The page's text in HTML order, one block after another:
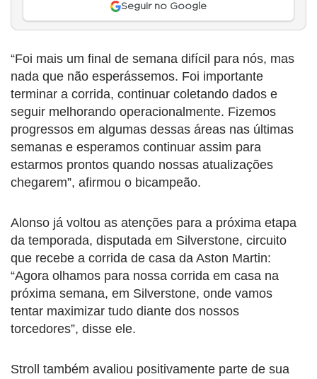
Seguir no Google
“Foi mais um final de semana difícil para nós, mas
nada que não esperássemos. Foi importante
terminar a corrida, continuar coletando dados e
seguir melhorando operacionalmente. Fizemos
progressos em algumas dessas áreas nas últimas
semanas e esperamos continuar assim para
estarmos prontos quando nossas atualizações
chegarem”, afirmou o bicampeão.
Alonso já voltou as atenções para a próxima etapa
da temporada, disputada em Silverstone, circuito
que recebe a corrida de casa da Aston Martin:
“Agora olhamos para nossa corrida em casa na
próxima semana, em Silverstone, onde vamos
tentar maximizar tudo diante dos nossos
torcedores”, disse ele.
Stroll também avaliou positivamente parte de sua